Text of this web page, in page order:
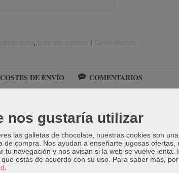
|
COSTES DE ENVÍO COMENTARIOS
nos gustaría utilizar
las galletas de chocolate, nuestras cookies son
de compra. Nos ayudan a enseñarte jugosas ofertas,
tu navegación y nos avisan si la web se vuelve lenta.
estás de acuerdo con su uso. Para saber más,